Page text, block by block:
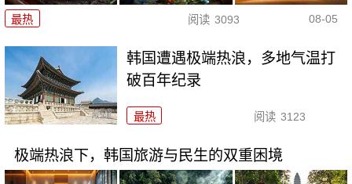
最热 阅读 3093 08-05
韩国遭遇极端热浪，多地气温打
破百年纪录
最热 阅读 3123
极端热浪下，韩国旅游与民生的双重困境